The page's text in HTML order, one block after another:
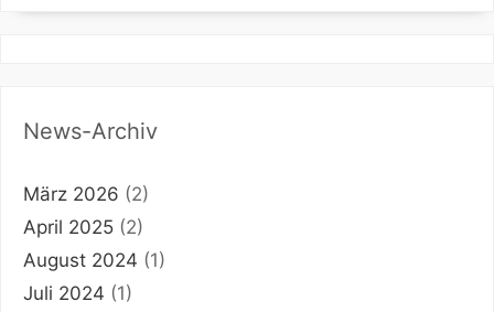
News-Archiv
März 2026 (2)
April 2025 (2)
August 2024 (1)
Juli 2024 (1)